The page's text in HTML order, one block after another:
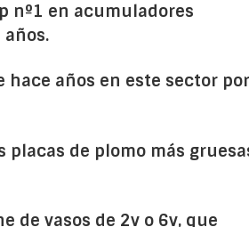
nº1 en acumuladores
hace años en este sector por
placas de plomo más
de vasos de 2v o 6v, que